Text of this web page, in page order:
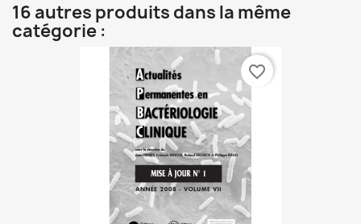
16 autres produits dans la même
catégorie :
favorite_border